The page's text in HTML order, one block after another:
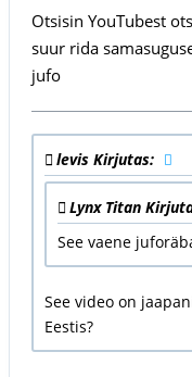
Otsisin YouTubest
suur rida
jufo
levis Kirjutas:
Lynx Titan
See vaene
See video on
Eestis?